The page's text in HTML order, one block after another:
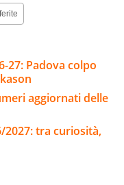
27: Padova colpo
aggiornati delle
2027: tra curiosità,